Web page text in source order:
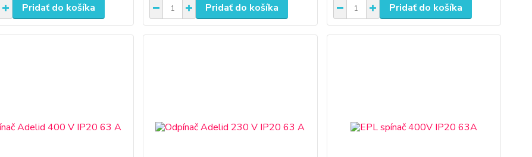
Pridať do košíka Pridať do košíka Pridať do košíka